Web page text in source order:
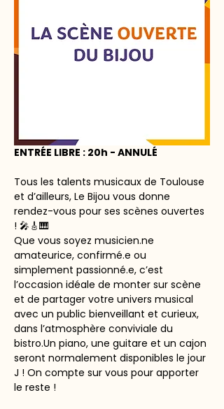
ENTRÉE LIBRE : 20h - ANNULÉ
Tous les talents musicaux de Toulouse
et d’ailleurs, Le Bijou vous donne
rendez-vous pour ses scènes ouvertes
! 🎤🎸🎹
Que vous soyez musicien.ne
amateurice, confirmé.e ou
simplement passionné.e, c’est
l’occasion idéale de monter sur scène
et de partager votre univers musical
avec un public bienveillant et curieux,
dans l’atmosphère conviviale du
bistro.Un piano, une guitare et un cajon
seront normalement disponibles le jour
J ! On compte sur vous pour apporter
le reste !